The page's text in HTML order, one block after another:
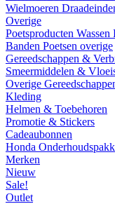
Wielmoeren
Overige
Poetsproducten Wassen
Banden Poetsen overige
Gereedschappen &
Smeermiddelen &
Overige
Kleding
Helmen & Toebehoren
Promotie & Stickers
Cadeaubonnen
Honda
Merken
Nieuw
Sale!
Outlet